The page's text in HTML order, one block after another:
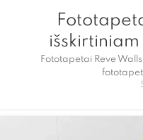
Fototapetai Reve